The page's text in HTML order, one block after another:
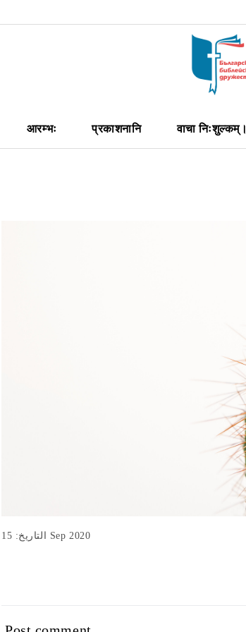
आरम्भः प्रकाशनानि वाचा निःशुल्कम्।
التاريخ: 15 Sep 2020